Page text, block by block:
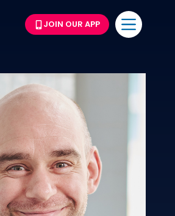
JOIN OUR APP